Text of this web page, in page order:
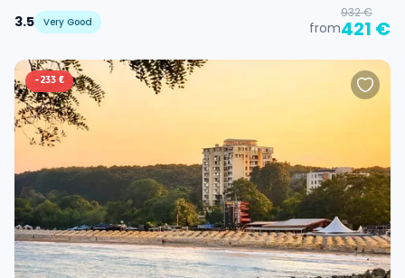
3.5
Very Good from
932 €
421 €
-233 €